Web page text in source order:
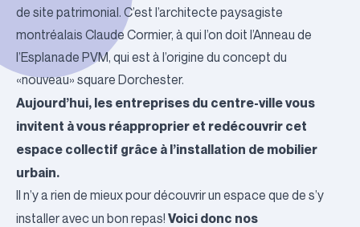
de site patrimonial. C’est l’architecte paysagiste
montréalais Claude Cormier, à qui l’on doit l’Anneau de
l’Esplanade PVM, qui est à l’origine du concept du
«nouveau» square Dorchester.
Aujourd’hui, les entreprises du centre-ville vous
invitent à vous réapproprier et redécouvrir cet
espace collectif grâce à l’installation de mobilier
urbain.
Il n’y a rien de mieux pour découvrir un espace que de s’y
installer avec un bon repas! Voici donc nos